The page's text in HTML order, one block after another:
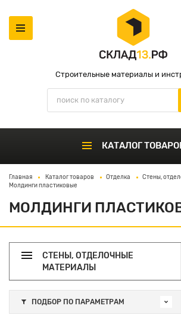
Строительные материалы и
КАТАЛОГ
Главная Каталог товаров Отделка
Стены,
Молдинги пластиковые
МОЛДИНГИ
СТЕНЫ, ОТДЕЛОЧНЫЕ
МАТЕРИАЛЫ
ПОДБОР ПО ПАРАМЕТРАМ